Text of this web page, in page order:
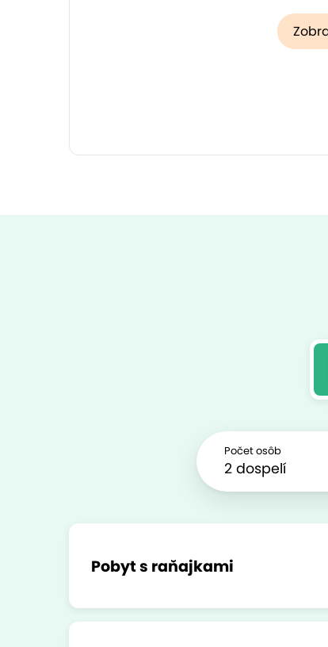
Počet osôb
Pobyt s raňajkami